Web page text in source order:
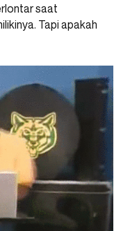
saat
Tapi apakah